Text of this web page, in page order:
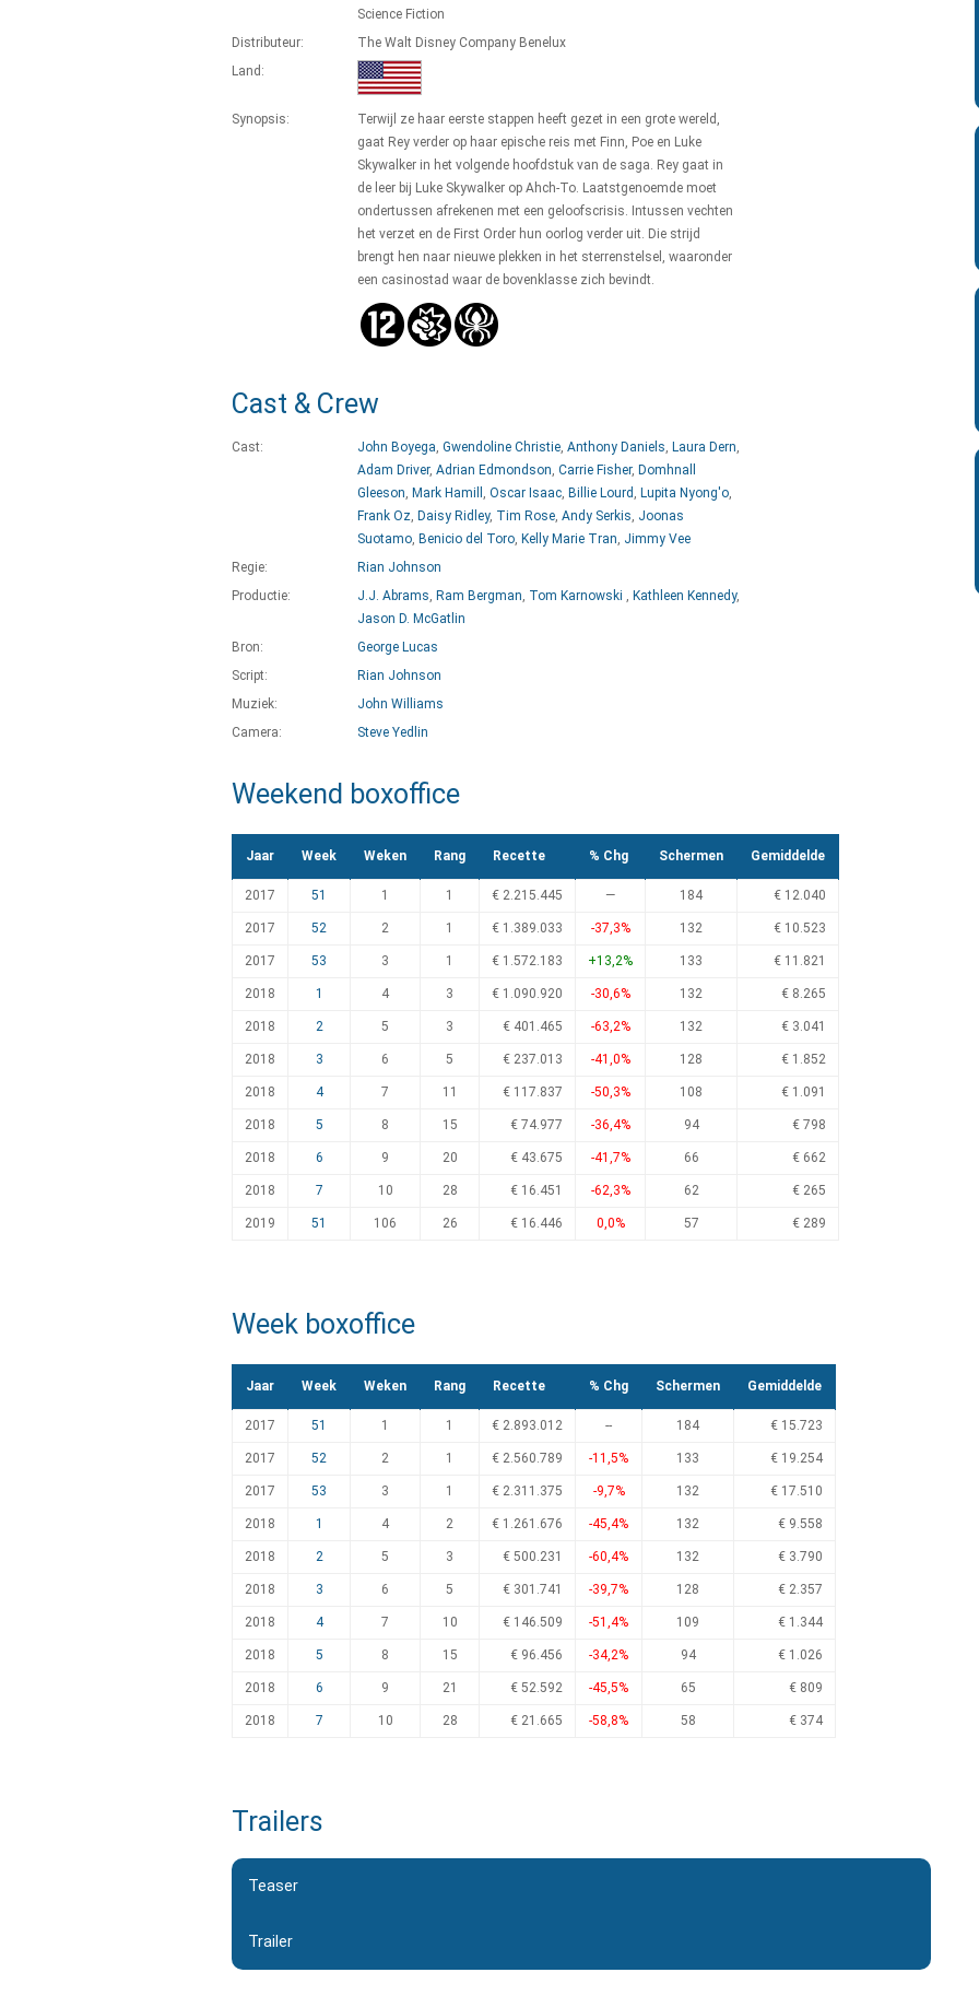
Science Fiction
Distributeur:
The Walt Disney Company Benelux
Land:
Synopsis:
Terwijl ze haar eerste stappen heeft gezet in een grote wereld,
gaat Rey verder op haar epische reis met Finn, Poe en Luke
Skywalker in het volgende hoofdstuk van de saga. Rey gaat in
de leer bij Luke Skywalker op Ahch-To. Laatstgenoemde moet
ondertussen afrekenen met een geloofscrisis. Intussen vechten
het verzet en de First Order hun oorlog verder uit. Die strijd
brengt hen naar nieuwe plekken in het sterrenstelsel, waaronder
een casinostad waar de bovenklasse zich bevindt.
Cast & Crew
Cast: John Boyega, Gwendoline Christie, Anthony Daniels, Laura Dern,
Adam Driver, Adrian Edmondson, Carrie Fisher, Domhnall
Gleeson, Mark Hamill , Oscar Isaac, Billie Lourd , Lupita Nyong'o,
Frank Oz, Daisy Ridley, Tim Rose, Andy Serkis, Joonas
Suotamo, Benicio del Toro, Kelly Marie Tran, Jimmy Vee
Regie:
Rian Johnson
Productie:
J.J. Abrams, Ram Bergman, Tom Karnowski , Kathleen Kennedy,
Jason D. McGatlin
Bron:
George Lucas
Script:
Rian Johnson
Muziek:
John Williams
Camera:
Steve Yedlin
Weekend boxoffice
Jaar Week Weken Rang Recette % Chg Schermen Gemiddelde
2017 51 1 1 € 2.215.445 — 184 € 12.040
2017 52 2 1 € 1.389.033 -37,3% 132 € 10.523
2017 53 3 1 € 1.572.183 +13,2% 133 € 11.821
2018 1 4 3 € 1.090.920 -30,6% 132 € 8.265
2018 2 5 3 € 401.465 -63,2% 132 € 3.041
2018 3 6 5 € 237.013 -41,0% 128 € 1.852
2018 4 7 11 € 117.837 -50,3% 108 € 1.091
2018 5 8 15 € 74.977 -36,4% 94 € 798
2018 6 9 20 € 43.675 -41,7% 66 € 662
2018 7 10 28 € 16.451 -62,3% 62 € 265
2019 51 106 26 € 16.446 0,0% 57 € 289
Week boxoffice
Jaar Week Weken Rang Recette % Chg Schermen Gemiddelde
2017 51 1 1 € 2.893.012 -- 184 € 15.723
2017 52 2 1 € 2.560.789 -11,5% 133 € 19.254
2017 53 3 1 € 2.311.375 -9,7% 132 € 17.510
2018 1 4 2 € 1.261.676 -45,4% 132 € 9.558
2018 2 5 3 € 500.231 -60,4% 132 € 3.790
2018 3 6 5 € 301.741 -39,7% 128 € 2.357
2018 4 7 10 € 146.509 -51,4% 109 € 1.344
2018 5 8 15 € 96.456 -34,2% 94 € 1.026
2018 6 9 21 € 52.592 -45,5% 65 € 809
2018 7 10 28 € 21.665 -58,8% 58 € 374
Trailers
Teaser
Trailer